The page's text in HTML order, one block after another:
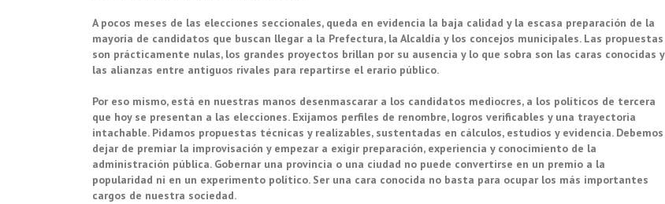
A pocos meses de las elecciones seccionales, queda en evidencia la baja calidad y la escasa preparación de la
mayoría de candidatos que buscan llegar a la Prefectura, la Alcaldía y los concejos municipales. Las propuestas
son prácticamente nulas, los grandes proyectos brillan por su ausencia y lo que sobra son las caras conocidas y
las alianzas entre antiguos rivales para repartirse el erario público.
Por eso mismo, está en nuestras manos desenmascarar a los candidatos mediocres, a los políticos de tercera
que hoy se presentan a las elecciones. Exijamos perfiles de renombre, logros verificables y una trayectoria
intachable. Pidamos propuestas técnicas y realizables, sustentadas en cálculos, estudios y evidencia. Debemos
dejar de premiar la improvisación y empezar a exigir preparación, experiencia y conocimiento de la
administración pública. Gobernar una provincia o una ciudad no puede convertirse en un premio a la
popularidad ni en un experimento político. Ser una cara conocida no basta para ocupar los más importantes
cargos de nuestra sociedad.